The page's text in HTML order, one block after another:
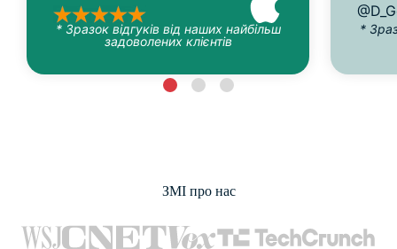
* Зразок відгуків від наших найбільш
задоволених клієнтів
*
ЗМІ про нас